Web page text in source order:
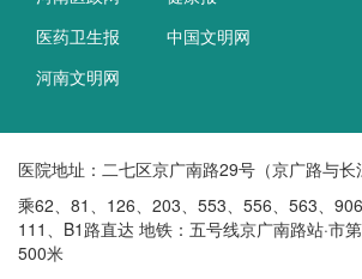
医药卫生报
中国文明网
河南文明网
医院地址：二七区京广南路29号（京广路与长
乘62、81、126、203、553、556、563、906
111、B1路直达 地铁：五号线京广南路站·市
500米